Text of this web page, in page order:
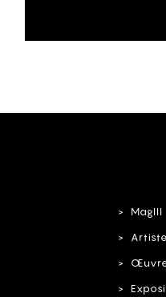
MagIII